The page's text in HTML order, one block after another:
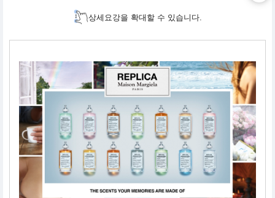
상세요강을 확대할 수 있습니다.